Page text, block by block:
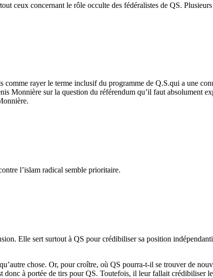
ceux concernant le rôle occulte des fédéralistes de QS.
comme rayer le terme inclusif du programme de Q.S.qui a une
Monnière sur la question du référendum qu’il faut absolument
l’islam radical semble prioritaire.
Elle sert surtout à QS pour crédibiliser sa position
chose. Or, pour croître, où QS pourra-t-il se trouver de
donc à portée de tirs pour QS. Toutefois, il leur fallait crédibiliser